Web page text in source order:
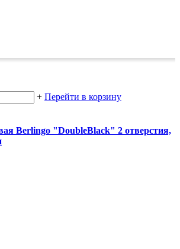
+ Перейти в корзину
Berlingo "DoubleBlack" 2 отверстия,